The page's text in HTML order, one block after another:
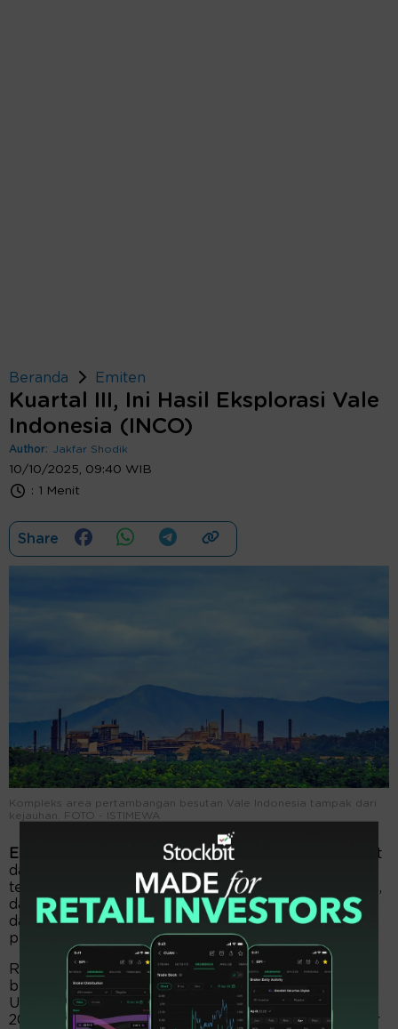
Beranda Emiten
Kuartal III, Ini Hasil Eksplorasi Vale
Indonesia (INCO)
Author: Jakfar Shodik
10/10/2025, 09:40 WIB
: 1 Menit
Share
Kompleks area pertambangan besutan Vale Indonesia tampak dari
kejauhan. FOTO - ISTIMEWA
EmitenNews.com -
Vale Indonesia (INCO) menyedot
dana eksplorasi USD1,7 juta. Anggaran tersebut
terserap untuk aktivitas eksplorasi edisi Juli, Agustus,
dan September 2025. Kegiatan eksplorasi berlanjut,
dan fokus pada daerah dalam wilayah izin usaha
pertambangan khusus (IUPK).
Rincian aktivitas eksplorasi kuartal tiga sebagai
berikut. Pada Juli 2025, biaya eksplorasi menyedot
USD706,98 ribu. Lalu, biaya eksplorasi edisi Agustus
2025 menelan USD 512,71 ribu, dan pada September